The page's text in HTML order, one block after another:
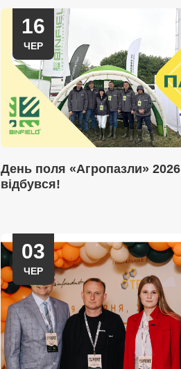
16
ЧЕР
День поля «Агропазли» 2026
відбувся!
03
ЧЕР